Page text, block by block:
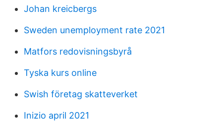
Johan kreicbergs
Sweden unemployment rate 2021
Matfors redovisningsbyrå
Tyska kurs online
Swish företag skatteverket
Inizio april 2021